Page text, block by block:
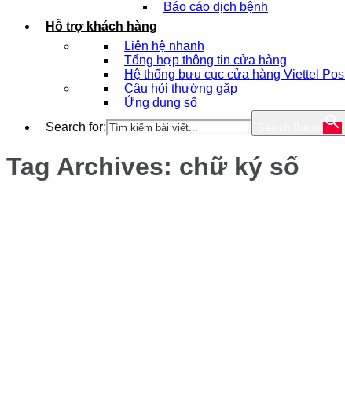
Báo cáo dịch bệnh
Hỗ trợ khách hàng
Liên hệ nhanh
Tổng hợp thông tin cửa hàng
Hệ thống bưu cục cửa hàng Viettel
Câu hỏi thường gặp
Ứng dụng số
Search for:
Tag Archives: chữ ký số